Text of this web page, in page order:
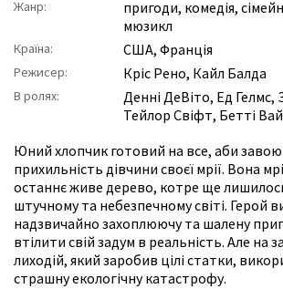
Жанр: пригоди, комедія,
мюзикл
Країна: США, Франція
Режисер: Кріс Рено, Кайл Балда
В ролях: Денні ДеВіто, Ед Гелмс,
Тейлор Свіфт, Бетті
Юний хлопчик готовий на все, аби
прихильність дівчини своєї мрії. Вона
останнє живе дерево, котре ще
штучному та небезпечному світі. Герой
надзвичайно захоплюючу та шалену
втілити свій задум в реальність. Але на
лиходій, який заробив цілі статки,
страшну екологічну катастрофу.